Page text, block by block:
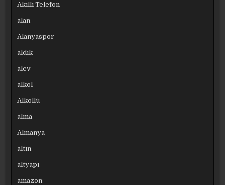
Akıllı Telefon
alan
Alanyaspor
aldık
alev
alkol
Alkollü
alma
Almanya
altın
altyapı
amazon